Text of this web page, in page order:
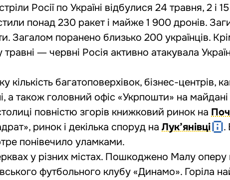
Росії по Україні відбулися 24 травня, 2 і
понад 230 ракет і майже 1 900 дронів.
Загалом поранено близько 200 українців.
травні ― червні Росія активно атакувала
багатоповерхівок, бізнес-центрів,
а також головний офіс «Укрпошти» на майдані
повністю згорів книжковий ринок на
ринок і декілька споруд на Лук’янівці
.
понівечило уламками.
у різних містах. Пошкоджено Малу оперу
футбольного клубу «Динамо». Горіла